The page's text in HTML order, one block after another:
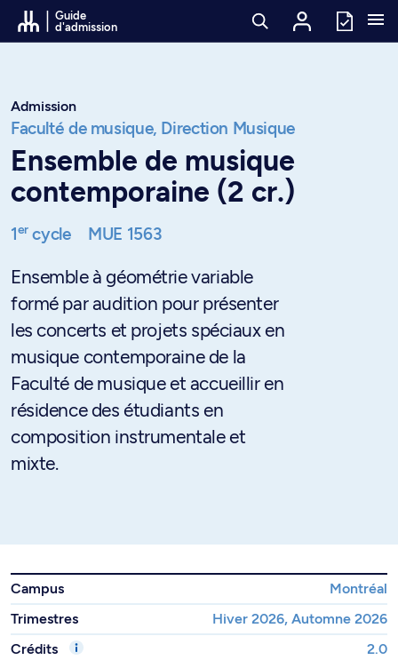
Passer au contenu
Guide
d'admission
Admission
Faculté de musique, Direction Musique
Ensemble de musique
contemporaine (2 cr.)
1ercycle MUE 1563
Ensemble à géométrie variable
formé par audition pour présenter
les concerts et projets spéciaux en
musique contemporaine de la
Faculté de musique et accueillir en
résidence des étudiants en
composition instrumentale et
mixte.
Campus
Montréal
Trimestres
Hiver 2026, Automne 2026
Crédits
2.0